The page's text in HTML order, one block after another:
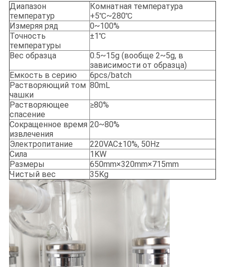
Диапазон
температур
Комнатная температура
+5℃~280℃
Измеряя ряд
0~100%
Точность
температуры
±1℃
Вес образца
0.5~15g (вообще 2~5g, в
зависимости от образца)
Емкость в серию
6pcs/batch
Растворяющий том
чашки
80mL
Растворяющее
спасение
≥80%
Сокращенное время
извлечения
20~80%
Электропитание
220VAC±10%, 50Hz
Сила
1KW
Размеры
650mm×320mm×715mm
Чистый вес
35Kg